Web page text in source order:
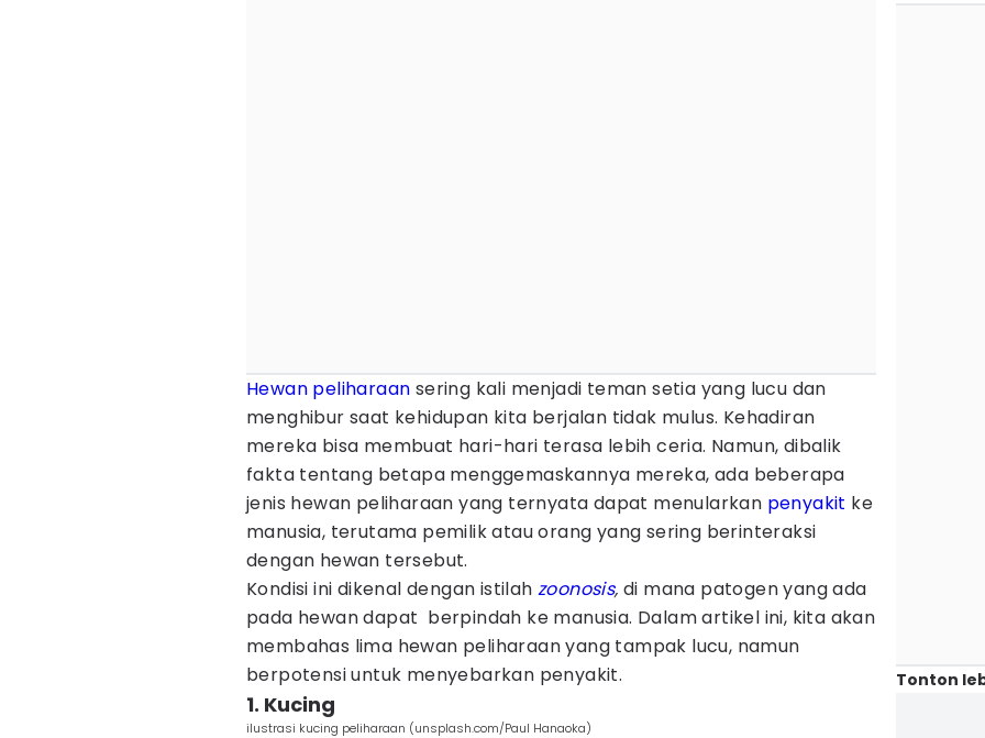
Hewan peliharaan sering kali menjadi teman setia yang lucu dan
menghibur saat kehidupan kita berjalan tidak mulus. Kehadiran
mereka bisa membuat hari-hari terasa lebih ceria. Namun, dibalik
fakta tentang betapa menggemaskannya mereka, ada beberapa
jenis hewan peliharaan yang ternyata dapat menularkan penyakit ke
manusia, terutama pemilik atau orang yang sering berinteraksi
dengan hewan tersebut.
Kondisi ini dikenal dengan istilah zoonosis, di mana patogen yang ada
pada hewan dapat berpindah ke manusia. Dalam artikel ini, kita akan
membahas lima hewan peliharaan yang tampak lucu, namun
berpotensi untuk menyebarkan penyakit.
1. Kucing
ilustrasi kucing peliharaan (unsplash.com/Paul Hanaoka)
Tonton